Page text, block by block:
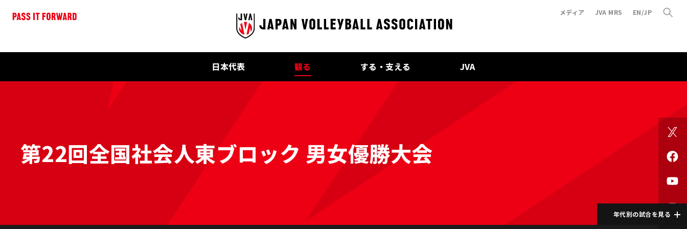
メディア JVA MRS EN/JP
日本代表 観る する・支える JVA
第22回全国社会人東ブロック 男女優勝大会
年代別の試合を見る